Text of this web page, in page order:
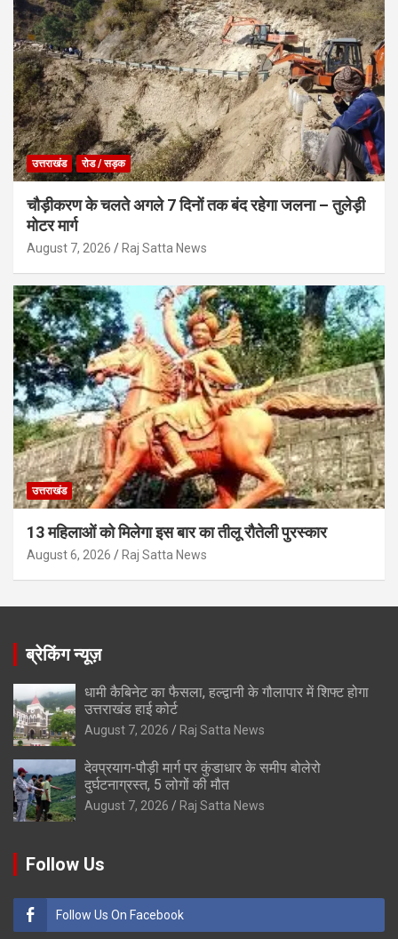
उत्तराखंड रोड / सड़क
चौड़ीकरण के चलते अगले 7 दिनों तक बंद रहेगा जलना – तुलेड़ी
मोटर मार्ग
August 7, 2026 Raj Satta News
उत्तराखंड
13 महिलाओं को मिलेगा इस बार का तीलू रौतेली पुरस्कार
August 6, 2026 Raj Satta News
ब्रेकिंग न्यूज़
धामी कैबिनेट का फैसला, हल्द्वानी के गौलापार में शिफ्ट होगा
उत्तराखंड हाई कोर्ट
August 7, 2026 Raj Satta News
देवप्रयाग-पौड़ी मार्ग पर कुंडाधार के समीप बोलेरो
दुर्घटनाग्रस्त, 5 लोगों की मौत
August 7, 2026 Raj Satta News
Follow Us
Follow Us On Facebook